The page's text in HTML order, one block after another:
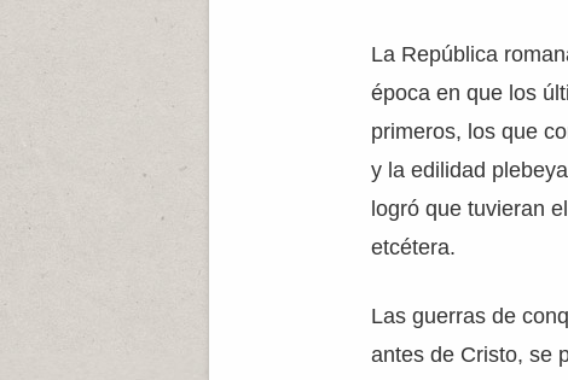
La República
época en que los
primeros, los que
y la edilidad
logró que tuvieran
etcétera.
Las guerras de
antes de Cristo, se